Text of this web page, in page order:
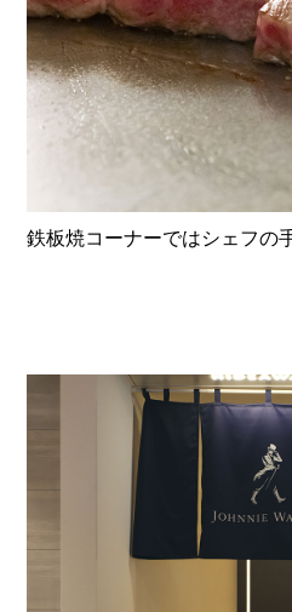
鉄板焼コーナーではシェフの